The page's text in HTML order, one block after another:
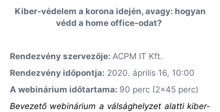
Kiber-védelem a korona idején, avagy: hogyan
védd a home office-odat?
Rendezvény szervezője: ACPM IT Kft.
Rendezvény időpontja: 2020. április 16, 10:00
A webinárium időtartama: 90 perc (2x45 perc)
Bevezető webinárium a válsághelyzet alatti kiber-